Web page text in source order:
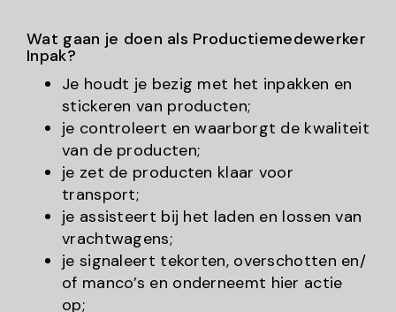
Wat gaan je doen als Productiemedewerker
Inpak?
Je houdt je bezig met het inpakken en
stickeren van producten;
je controleert en waarborgt de kwaliteit
van de producten;
je zet de producten klaar voor
transport;
je assisteert bij het laden en lossen van
vrachtwagens;
je signaleert tekorten, overschotten en/
of manco’s en onderneemt hier actie
op;